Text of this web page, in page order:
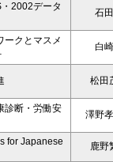
2002データ
石
ークとマスメ
白
松田
診断・労働安
澤野
for Japanese
鹿野